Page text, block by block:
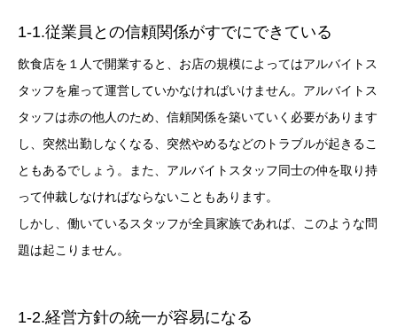
1-1.従業員との信頼関係がすでにできている
飲食店を１人で開業すると、お店の規模によってはアルバイトス
タッフを雇って運営していかなければいけません。アルバイトス
タッフは赤の他人のため、信頼関係を築いていく必要があります
し、突然出勤しなくなる、突然やめるなどのトラブルが起きるこ
ともあるでしょう。また、アルバイトスタッフ同士の仲を取り持
って仲裁しなければならないこともあります。
しかし、働いているスタッフが全員家族であれば、このような問
題は起こりません。
1-2.経営方針の統一が容易になる